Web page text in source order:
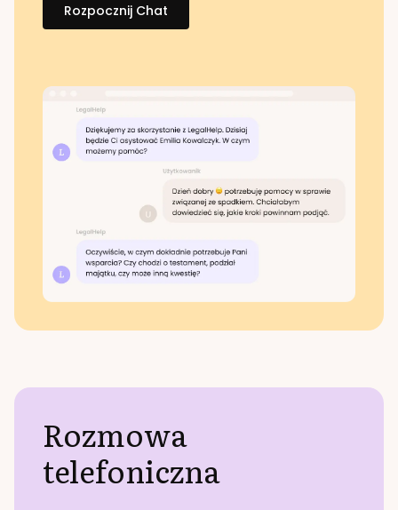
Rozpocznij Chat
Rozmowa
telefoniczna